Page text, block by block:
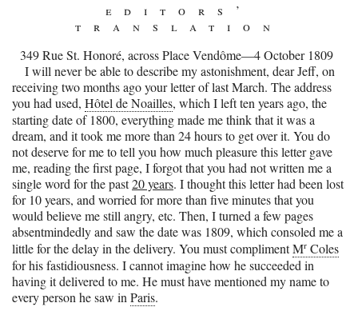
editors’
translation
349 Rue St. Honoré, across Place Vendôme—4 October 1809
I will never be able to describe my astonishment, dear Jeff, on
receiving two months ago your letter of last March. The address
you had used, Hôtel de Noailles, which I left ten years ago, the
starting date of 1800, everything made me think that it was a
dream, and it took me more than 24 hours to get over it. You do
not deserve for me to tell you how much pleasure this letter gave
me, reading the first page, I forgot that you had not written me a
single word for the past20 years. I thought this letter had been lost
for 10 years, and worried for more than five minutes that you
would believe me still angry, etc. Then, I turned a few pages
absentmindedly and saw the date was 1809, which consoled me a
little for the delay in the delivery. You must complimentMr Coles
for his fastidiousness. I cannot imagine how he succeeded in
having it delivered to me. He must have mentioned my name to
every person he saw inParis.